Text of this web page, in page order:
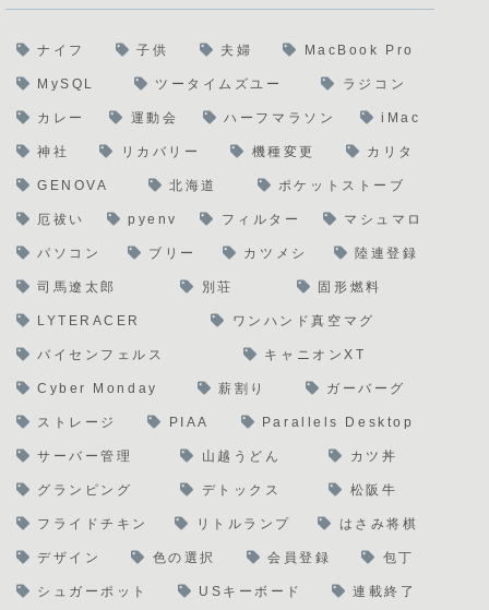
ナイフ 子供 夫婦 MacBook Pro
MySQL ツータイムズユー ラジコン
カレー 運動会 ハーフマラソン iMac
神社 リカバリー 機種変更 カリタ
GENOVA 北海道 ポケットストーブ
厄祓い pyenv フィルター マシュマロ
パソコン ブリー カツメシ 陸連登録
司馬遼太郎 別荘 固形燃料
LYTERACER ワンハンド真空マグ
バイセンフェルス キャニオンXT
Cyber Monday 薪割り ガーバーグ
ストレージ PIAA Parallels Desktop
サーバー管理 山越うどん カツ丼
グランピング デトックス 松阪牛
フライドチキン リトルランプ はさみ将棋
デザイン 色の選択 会員登録 包丁
シュガーポット USキーボード 連載終了